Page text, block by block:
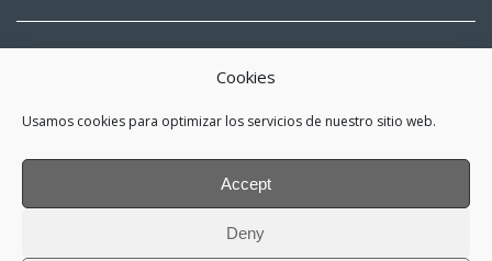
Cookies
Usamos cookies para optimizar los servicios de nuestro sitio web.
Accept
Deny
¡Mi e-mail es
y me interesa estar al día!
*He leído y acepto lapolítica de